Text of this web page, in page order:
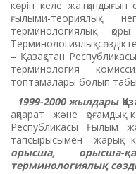
көріп келе жатқандығын
ғылыми-теориялық
терминологиялық
Терминологиялық
– Қазақстан
терминология
топтамалары болып
- 1999-2000 жылдары
ақпарат және қоғамдық
Республикасы Ғылым
тапсырысымен жарық
орысша, орысша-
терминологиялық